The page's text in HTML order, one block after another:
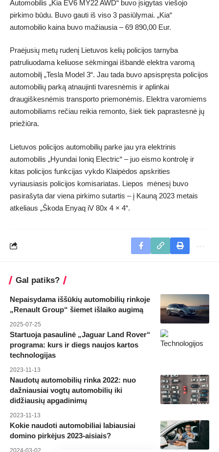
Automobilis „Kia EV6 MY22 AWD“ buvo įsigytas viešojo
pirkimo būdu. Buvo gauti iš viso 3 pasiūlymai. „Kia“
automobilio kaina buvo mažiausia – 69 890,00 Eur.
Praėjusių metų rudenį Lietuvos kelių policijos tarnyba
patruliuodama keliuose sėkmingai išbandė elektra varomą
automobilį „Tesla Model 3“. Jau tada buvo apsispręsta policijos
automobilių parką atnaujinti tvaresnėmis ir aplinkai
draugiškesnėmis transporto priemonėmis. Elektra varomiems
automobiliams rečiau reikia remonto, šiek tiek paprastesnė jų
priežiūra.
Lietuvos policijos automobilių parke jau yra elektrinis
automobilis „Hyundai Ioniq Electric“ – juo eismo kontrolę ir
kitas policijos funkcijas vykdo Klaipėdos apskrities
vyriausiasis policijos komisariatas. Liepos mėnesį buvo
pasirašyta dar viena pirkimo sutartis – į Kauną 2023 metais
atkeliaus „Škoda Enyaq iV 80x 4 × 4“.
Gal patiks?
Nepaisydama iššūkių automobilių rinkoje
„Renault Group“ šiemet išlaiko augimą
2025-07-25
Startuoja pasaulinė „Jaguar Land Rover“
programa: kurs ir diegs naujos kartos
technologijas
2023-11-13
Naudotų automobilių rinka 2022: nuo
dažniausiai vogtų automobilių iki
didžiausių apgadinimų
2023-11-13
Kokie naudoti automobiliai labiausiai
domino pirkėjus 2023-aisiais?
2024-03-02